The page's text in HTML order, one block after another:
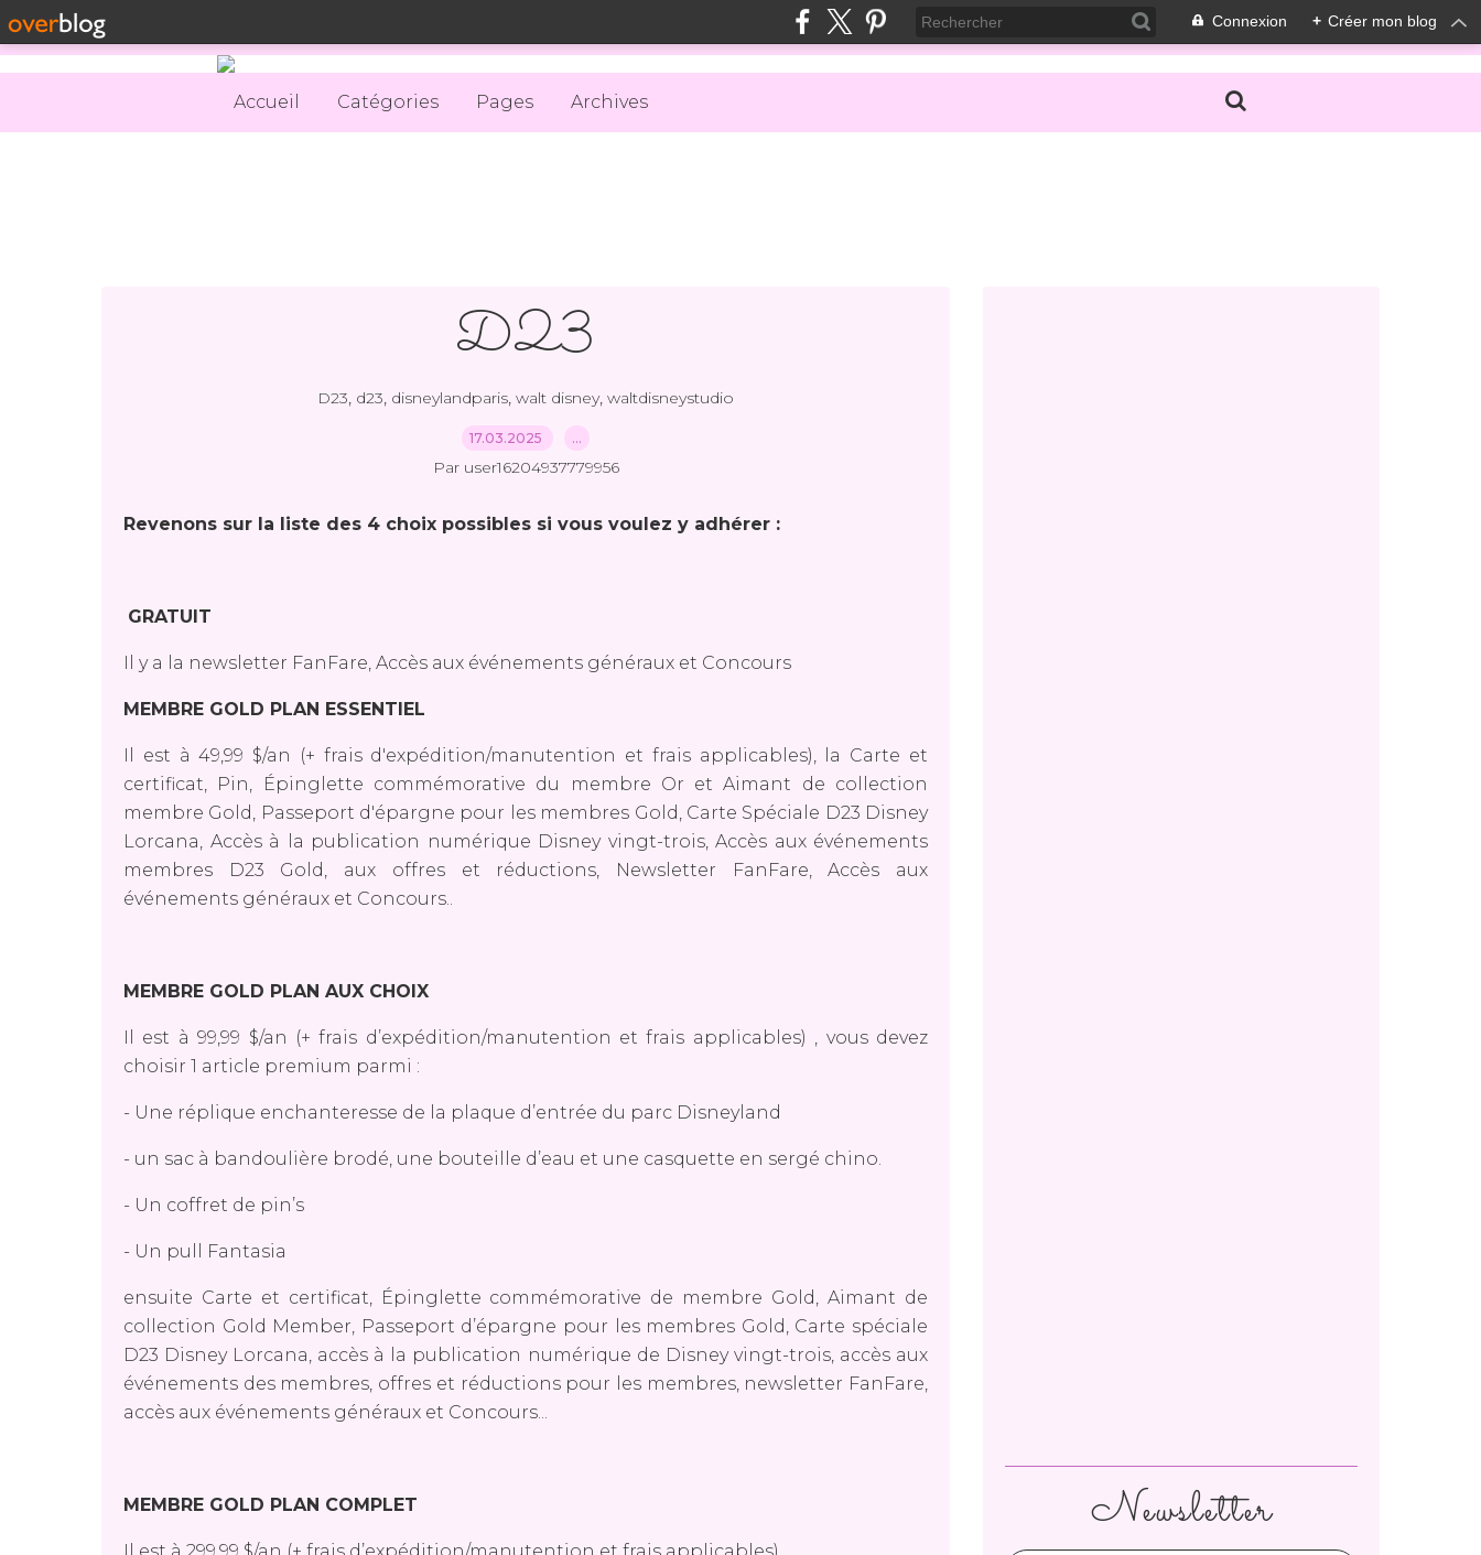
Connexion + Créer mon blog
Accueil Catégories Pages Archives
D23
D23, d23, disneylandparis, walt disney, waltdisneystudio
17.03.2025 …
Par user16204937779956
Revenons sur la liste des 4 choix possibles si vous voulez y adhérer :
GRATUIT
Il y a la newsletter FanFare, Accès aux événements généraux et Concours
MEMBRE GOLD PLAN ESSENTIEL
Il est à 49,99 $/an (+ frais d'expédition/manutention et frais applicables), la Carte et
certificat, Pin, Épinglette commémorative du membre Or et Aimant de collection
membre Gold, Passeport d'épargne pour les membres Gold, Carte Spéciale D23 Disney
Lorcana, Accès à la publication numérique Disney vingt-trois, Accès aux événements
membres D23 Gold, aux offres et réductions, Newsletter FanFare, Accès aux
événements généraux et Concours..
MEMBRE GOLD PLAN AUX CHOIX
Il est à 99,99 $/an (+ frais d’expédition/manutention et frais applicables) , vous devez
choisir 1 article premium parmi :
- Une réplique enchanteresse de la plaque d’entrée du parc Disneyland
- un sac à bandoulière brodé, une bouteille d’eau et une casquette en sergé chino.
- Un coffret de pin’s
- Un pull Fantasia
ensuite Carte et certificat, Épinglette commémorative de membre Gold, Aimant de
collection Gold Member, Passeport d’épargne pour les membres Gold, Carte spéciale
D23 Disney Lorcana, accès à la publication numérique de Disney vingt-trois, accès aux
événements des membres, offres et réductions pour les membres, newsletter FanFare,
accès aux événements généraux et Concours...
MEMBRE GOLD PLAN COMPLET Newsletter